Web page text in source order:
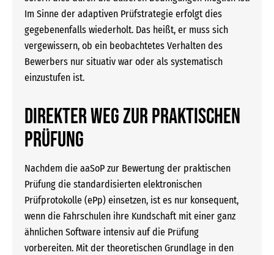
Im Sinne der adaptiven Prüfstrategie erfolgt dies
gegebenenfalls wiederholt. Das heißt, er muss sich
vergewissern, ob ein beobachtetes Verhalten des
Bewerbers nur situativ war oder als systematisch
einzustufen ist.
DIREKTER WEG ZUR PRAKTISCHEN
PRÜFUNG
Nachdem die aaSoP zur Bewertung der praktischen
Prüfung die standardisierten elektronischen
Prüfprotokolle (ePp) einsetzen, ist es nur konsequent,
wenn die Fahrschulen ihre Kundschaft mit einer ganz
ähnlichen Software intensiv auf die Prüfung
vorbereiten. Mit der theoretischen Grundlage in den